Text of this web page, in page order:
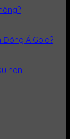
Đông Á Gold?
non